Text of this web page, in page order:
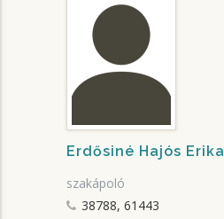
Erdősiné Hajós Erika
szakápoló
38788, 61443